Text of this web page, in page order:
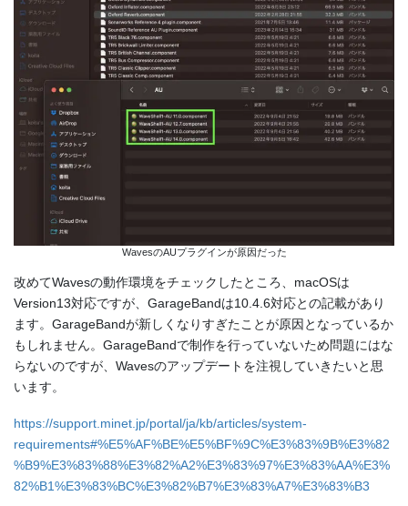
WavesのAUプラグインが原因だった
改めてWavesの動作環境をチェックしたところ、macOSは
Version13対応ですが、GarageBandは10.4.6対応との記載があり
ます。GarageBandが新しくなりすぎたことが原因となっているか
もしれません。GarageBandで制作を行っていないため問題にはな
らないのですが、Wavesのアップデートを注視していきたいと思
います。
https://support.minet.jp/portal/ja/kb/articles/system-
requirements#%E5%AF%BE%E5%BF%9C%E3%83%9B%E3%82
%B9%E3%83%88%E3%82%A2%E3%83%97%E3%83%AA%E3%
82%B1%E3%83%BC%E3%82%B7%E3%83%A7%E3%83%B3